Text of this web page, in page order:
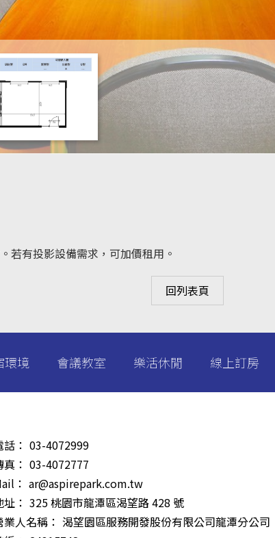
若有投影設備需求，可加價租用。
回列表頁
環境 會議教室 樂活休閒 線上訂房
話： 03-4072999
： 03-4072777
： ar@aspirepark.com.tw
： 325 桃園市龍潭區渴望路 428 號
業人名稱： 渴望園區服務開發股份有限公司龍潭分公司